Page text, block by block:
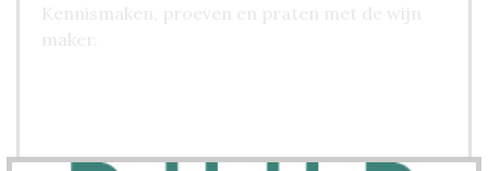
Kennismaken, proeven en praten met de wijn
maker.